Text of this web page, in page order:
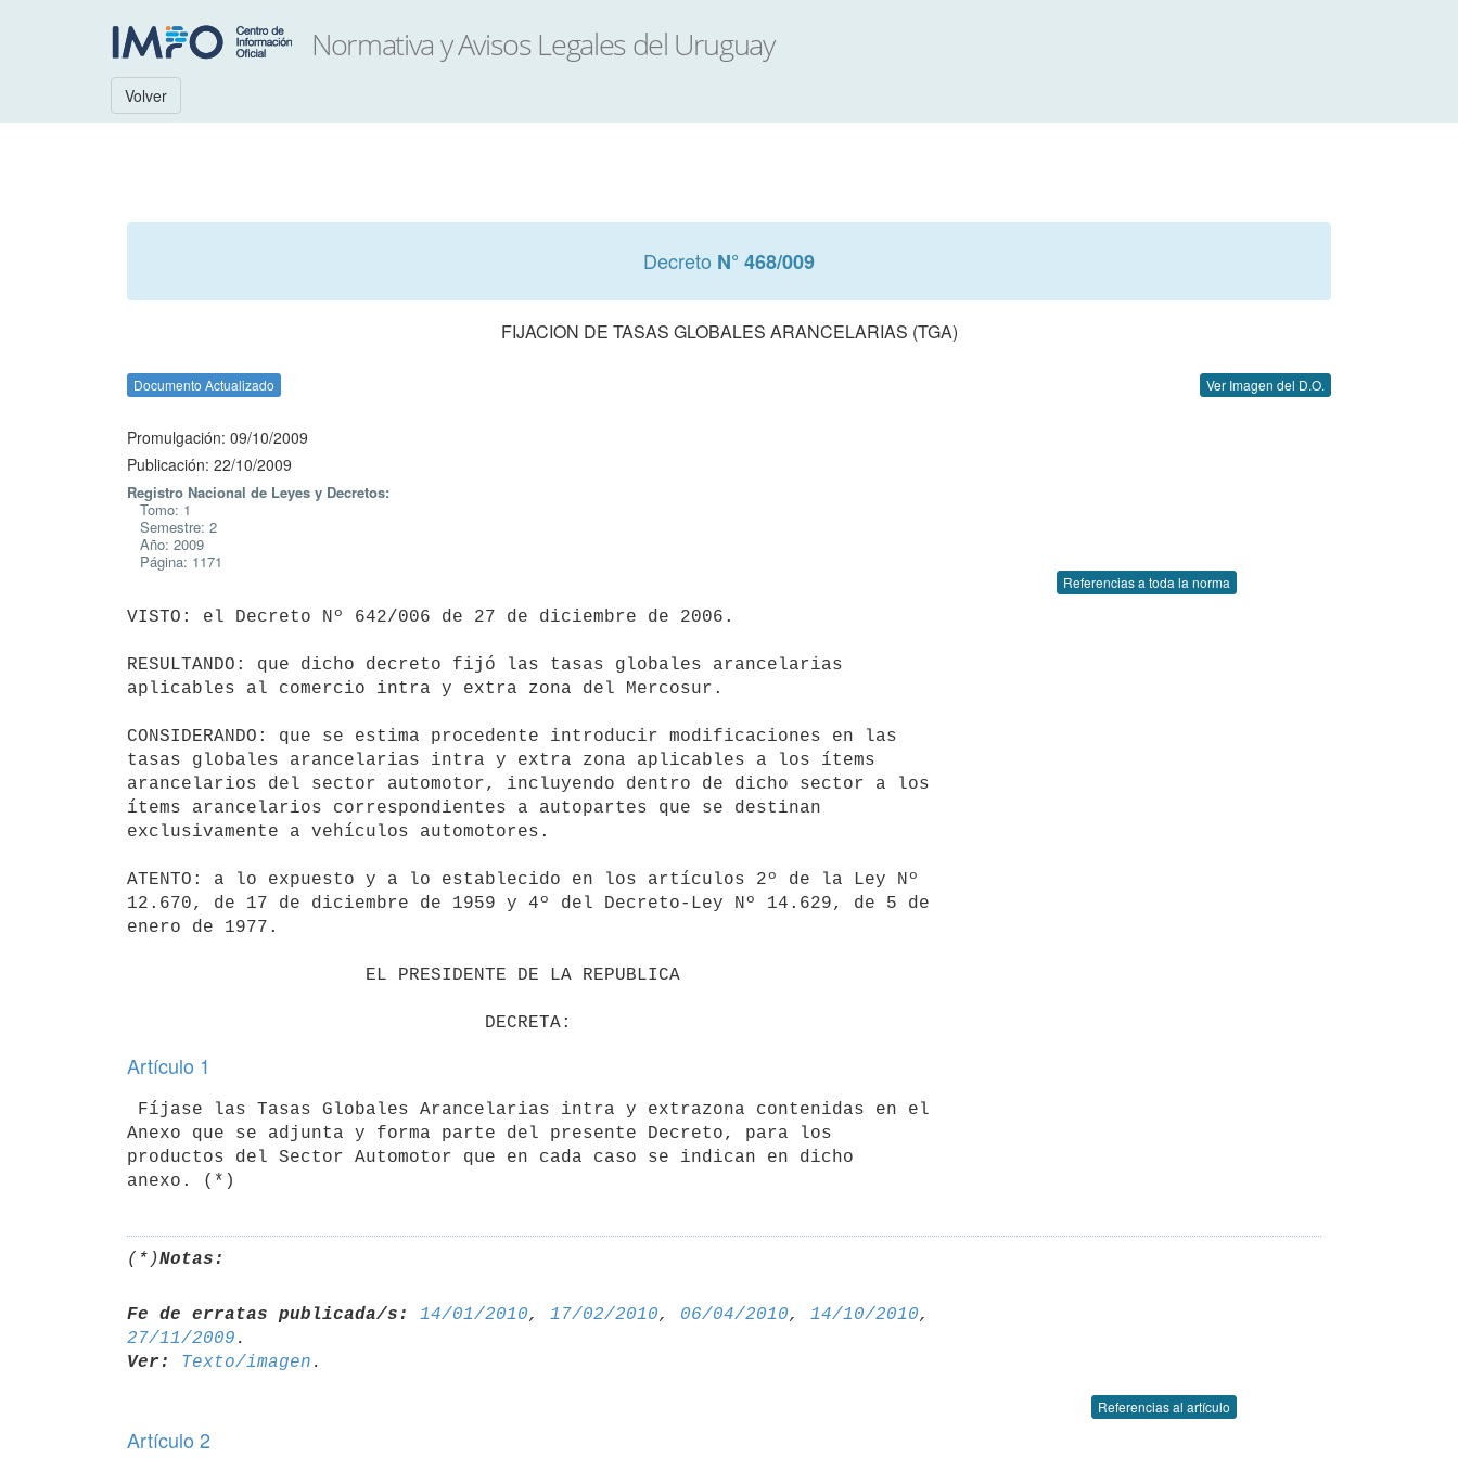
Volver
Decreto N° 468/009
FIJACION DE TASAS GLOBALES ARANCELARIAS (TGA)
Documento Actualizado Ver Imagen del D.O.
Promulgación: 09/10/2009
Publicación: 22/10/2009
Registro Nacional de Leyes y Decretos:
Tomo: 1
Semestre: 2
Año: 2009
Página: 1171
Referencias a toda la norma
VISTO: el Decreto Nº 642/006 de 27 de diciembre de 2006.
RESULTANDO: que dicho decreto fijó las tasas globales arancelarias
aplicables al comercio intra y extra zona del Mercosur.
CONSIDERANDO: que se estima procedente introducir modificaciones en las
tasas globales arancelarias intra y extra zona aplicables a los ítems
arancelarios del sector automotor, incluyendo dentro de dicho sector a los
ítems arancelarios correspondientes a autopartes que se destinan
exclusivamente a vehículos automotores.
ATENTO: a lo expuesto y a lo establecido en los artículos 2º de la Ley Nº
12.670, de 17 de diciembre de 1959 y 4º del Decreto-Ley Nº 14.629, de 5 de
enero de 1977.
Artículo 1
Anexo que se adjunta y forma parte del presente Decreto, para los
productos del Sector Automotor que en cada caso se indican en dicho
(*)Notas:
Fe de erratas publicada/s: 14/01/2010, 17/02/2010, 06/04/2010, 14/10/2010
27/11/2009
Ver:
Texto/imagen
Referencias al artículo
Artículo 2